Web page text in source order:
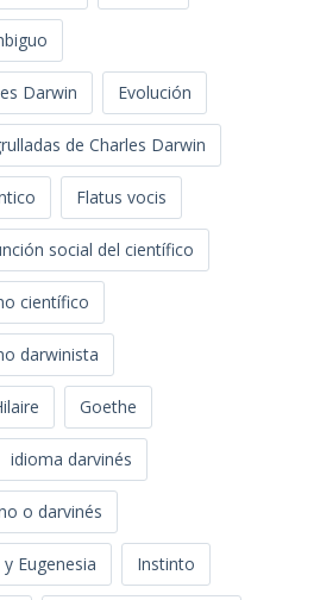
Darwin Evolución
de Charles Darwin
Flatus vocis
social del científico
científico
darwinista
Goethe
idioma darvinés
o darvinés
Eugenesia Instinto